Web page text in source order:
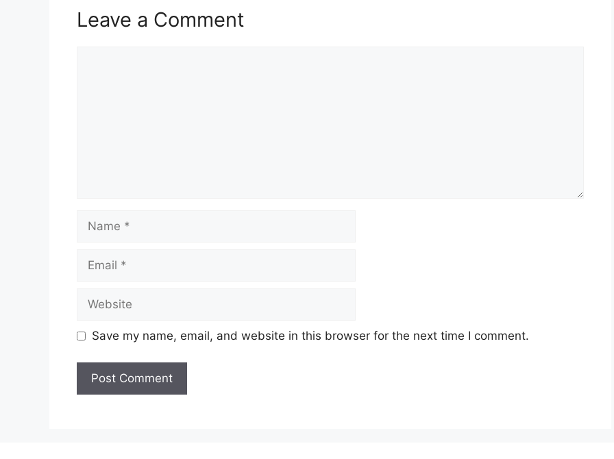
Leave a Comment
Name
Email
Website
Save my name, email, and website in this browser for the next time I comment.